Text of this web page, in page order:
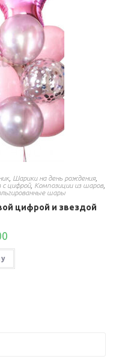
, Шарики на день рождения,
с цифрой, Композиции из шаров,
шары
цифрой и звездой